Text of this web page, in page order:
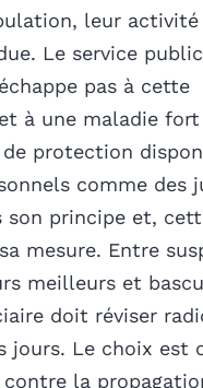
leur
Le service
pas à cette
à une maladie
de protection
comme des
son principe et,
mesure. Entre
meilleurs et
doit réviser
jours. Le choix est
la